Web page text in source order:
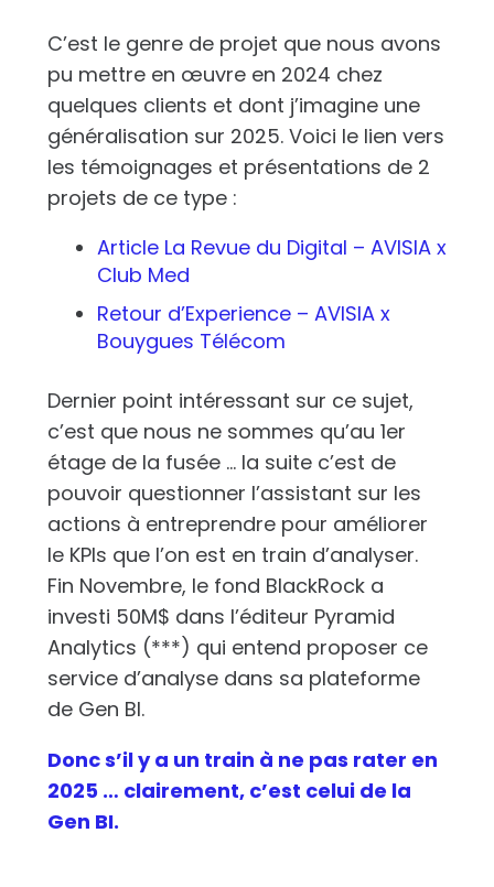
C’est le genre de projet que nous avons
pu mettre en œuvre en 2024 chez
quelques clients et dont j’imagine une
généralisation sur 2025. Voici le lien vers
les témoignages et présentations de 2
projets de ce type :
Article La Revue du Digital – AVISIA x
Club Med
Retour d’Experience – AVISIA x
Bouygues Télécom
Dernier point intéressant sur ce sujet,
c’est que nous ne sommes qu’au 1er
étage de la fusée … la suite c’est de
pouvoir questionner l’assistant sur les
actions à entreprendre pour améliorer
le KPIs que l’on est en train d’analyser.
Fin Novembre, le fond BlackRock a
investi 50M$ dans l’éditeur Pyramid
Analytics (***) qui entend proposer ce
service d’analyse dans sa plateforme
de Gen BI.
Donc s’il y a un train à ne pas rater en
2025 … clairement, c’est celui de la
Gen BI.